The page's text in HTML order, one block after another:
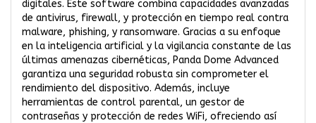
digitales. Este software combina capacidades avanzadas
de antivirus, firewall, y protección en tiempo real contra
malware, phishing, y ransomware. Gracias a su enfoque
en la inteligencia artificial y la vigilancia constante de las
últimas amenazas cibernéticas, Panda Dome Advanced
garantiza una seguridad robusta sin comprometer el
rendimiento del dispositivo. Además, incluye
herramientas de control parental, un gestor de
contraseñas y protección de redes WiFi, ofreciendo así